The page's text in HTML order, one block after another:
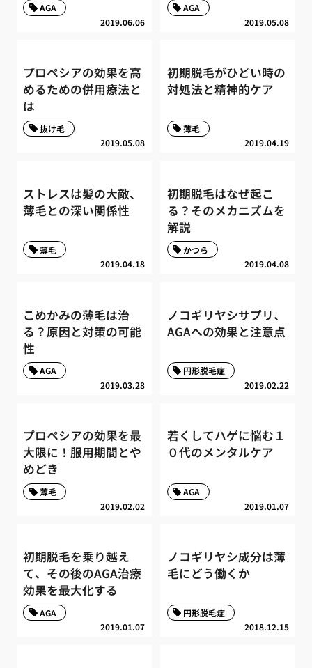
2019.06.06
AGA
2019.05.08
AGA
プロペシアの効果を高
めるための併用療法と
は
2019.05.08
抜け毛
初期脱毛がひどい時の
対処法と精神的ケア
2019.04.19
薄毛
ストレスは髪の大敵、
薄毛との深い関係性
2019.04.18
薄毛
初期脱毛はなぜ起こ
る？そのメカニズムを
解説
2019.04.08
かつら
こめかみの薄毛は治
る？原因と対策の可能
性
2019.03.28
AGA
ノコギリヤシサプリ、
AGAへの効果と注意点
2019.02.22
円形脱毛症
プロペシアの効果を最
大限に！服用期間とや
めどき
2019.02.02
薄毛
若くしてハゲに悩む１
０代のメンタルケア
2019.01.07
AGA
初期脱毛を乗り越え
て、その後のAGA治療
効果を最大化する
2019.01.07
AGA
ノコギリヤシ成分は薄
毛にどう働くか
2018.12.15
円形脱毛症